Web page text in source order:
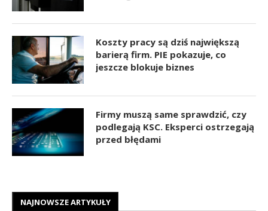
Koszty pracy są dziś największą
barierą firm. PIE pokazuje, co
jeszcze blokuje biznes
Firmy muszą same sprawdzić, czy
podlegają KSC. Eksperci ostrzegają
przed błędami
NAJNOWSZE ARTYKUŁY